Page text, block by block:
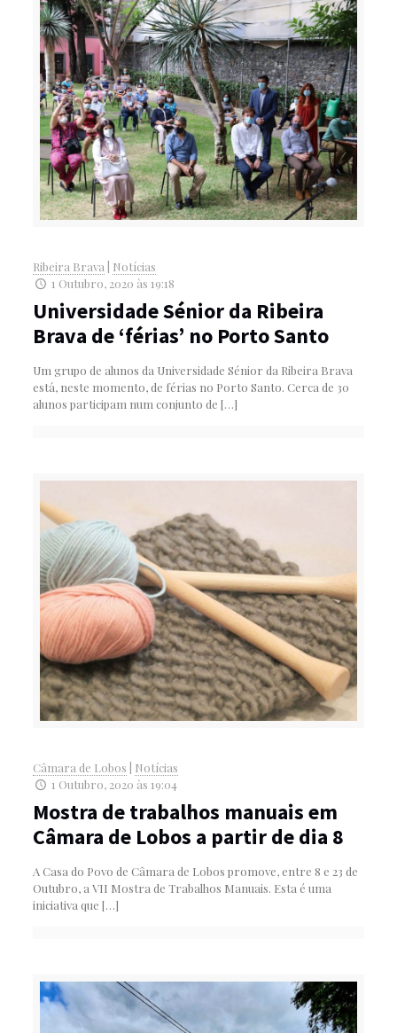
Ribeira Brava| Notícias
1 Outubro, 2020 às 19:18
Universidade Sénior da Ribeira
Brava de ‘férias’ no Porto Santo
Um grupo de alunos da Universidade Sénior da Ribeira Brava
está, neste momento, de férias no Porto Santo. Cerca de 30
alunos participam num conjunto de […]
Câmara de Lobos
Notícias
1 Outubro, 2020 às 19:04
Mostra de trabalhos manuais em
Câmara de Lobos a partir de dia 8
A Casa do Povo de Câmara de Lobos promove, entre 8 e 23 de
Outubro, a VII Mostra de Trabalhos Manuais. Esta é uma
iniciativa que […]